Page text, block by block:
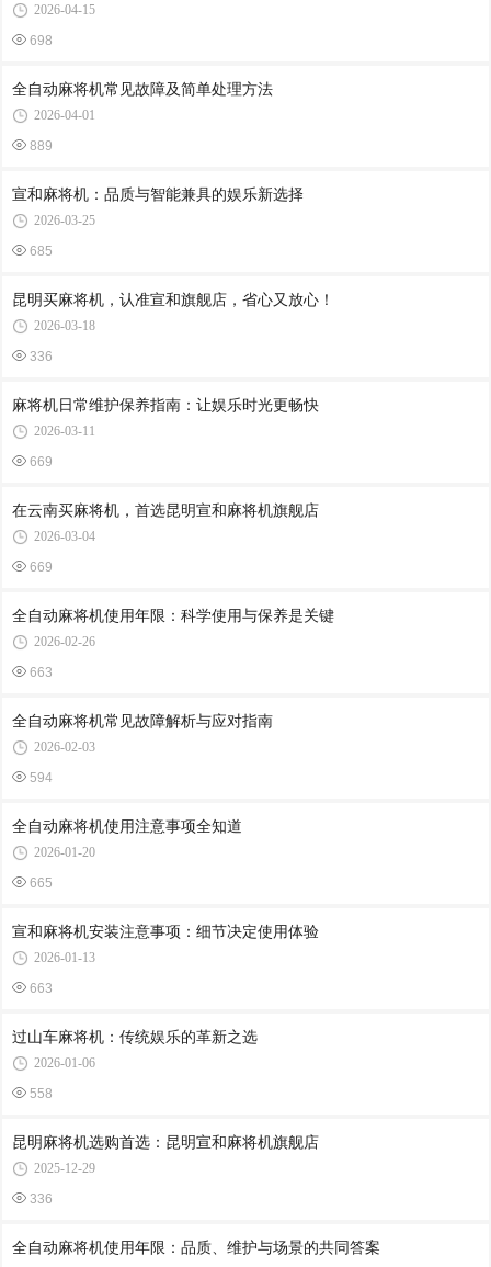
2026-04-15
698
全自动麻将机常见故障及简单处理方法
2026-04-01
889
宣和麻将机：品质与智能兼具的娱乐新选择
2026-03-25
685
昆明买麻将机，认准宣和旗舰店，省心又放心！
2026-03-18
336
麻将机日常维护保养指南：让娱乐时光更畅快
2026-03-11
669
在云南买麻将机，首选昆明宣和麻将机旗舰店
2026-03-04
669
全自动麻将机使用年限：科学使用与保养是关键
2026-02-26
663
全自动麻将机常见故障解析与应对指南
2026-02-03
594
全自动麻将机使用注意事项全知道
2026-01-20
665
宣和麻将机安装注意事项：细节决定使用体验
2026-01-13
663
过山车麻将机：传统娱乐的革新之选
2026-01-06
558
昆明麻将机选购首选：昆明宣和麻将机旗舰店
2025-12-29
336
全自动麻将机使用年限：品质、维护与场景的共同答案